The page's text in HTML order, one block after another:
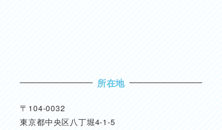
所在地
〒104-0032
東京都中央区八丁堀4-1-5